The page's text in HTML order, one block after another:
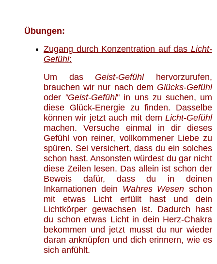
Übungen:
Zugang durch Konzentration auf das Licht-
Gefühl:
Um das Geist-Gefühlhervorzurufen,
brauchen wir nur nach dem Glücks-Gefühl
oder "Geist-Gefühl" in uns zu suchen, um
diese Glück-Energie zu finden. Dasselbe
können wir jetzt auch mit dem Licht-Gefühl
machen. Versuche einmal in dir dieses
Gefühl von reiner, vollkommener Liebe zu
spüren. Sei versichert, dass du ein solches
schon hast. Ansonsten würdest du gar nicht
diese Zeilen lesen. Das allein ist schon der
Beweis dafür, dass du in deinen
Inkarnationen dein Wahres Wesen schon
mit etwas Licht erfüllt hast und dein
Lichtkörper gewachsen ist. Dadurch hast
du schon etwas Licht in dein Herz-Chakra
bekommen und jetzt musst du nur wieder
daran anknüpfen und dich erinnern, wie es
sich anfühlt.